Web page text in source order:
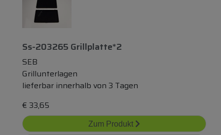
Ss-203265 Grillplatte*2
SEB
Grillunterlagen
lieferbar innerhalb von 3 Tagen
€ 33,65
Zum Produkt